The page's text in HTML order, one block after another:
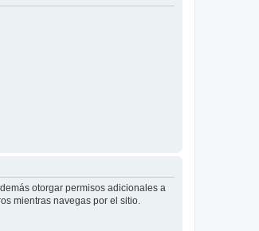
otorgar permisos adicionales a
mientras navegas por el sitio.